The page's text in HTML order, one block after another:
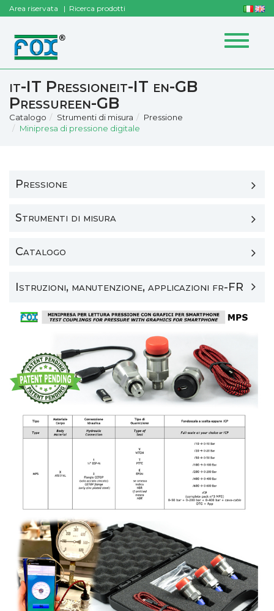
Area riservata Ricerca prodotti
Toggle
it-IT Pressioneit-IT en-GB
Pressureen-GB
Catalogo Strumenti di misura
Pressione
Minipresa di pressione digitale
Pressione
Strumenti di misura
Catalogo
Istruzioni, manutenzione, applicazioni fr-FR